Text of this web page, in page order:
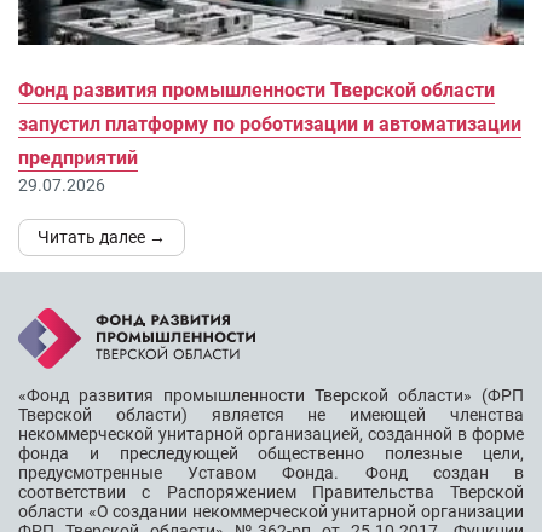
Фонд развития промышленности Тверской области
запустил платформу по роботизации и автоматизации
предприятий
29.07.2026
Читать далее →
«Фонд развития промышленности Тверской области» (ФРП
Тверской области) является не имеющей членства
некоммерческой унитарной организацией, созданной в форме
фонда и преследующей общественно полезные цели,
предусмотренные Уставом Фонда. Фонд создан в
соответствии с Распоряжением Правительства Тверской
области «О создании некоммерческой унитарной организации